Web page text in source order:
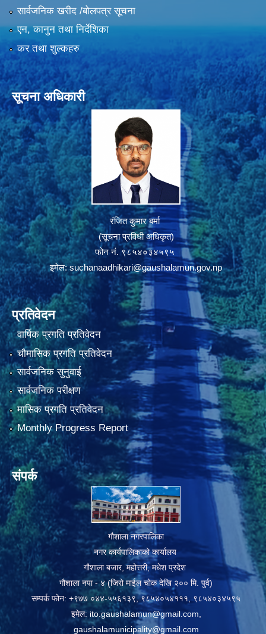
सार्वजनिक खरीद /बोलपत्र सूचना
एन, कानुन तथा निर्देशिका
कर तथा शुल्कहरु
सूचना अधिकारी
रंजित कुमार बर्मा
(सूचना प्रविधी अधिकृत)
फोन नं. ९८५४०३४५९५
इमेल:suchanaadhikari@gaushalamun.gov.np
प्रतिवेदन
वार्षिक प्रगति प्रतिवेदन
चौमासिक प्रगति प्रतिवेदन
सार्वजनिक सुनुवाई
सार्वजनिक परीक्षण
मासिक प्रगति प्रतिवेदन
Monthly Progress Report
संपर्क
गौशाला नगरपालिका
नगर कार्यपालिकाको कार्यालय
गौशाला बजार, महोत्तरी, मधेश प्रदेश
गौशाला नपा - ४ (जिरो माईल चोक देखि २०० मि. पुर्व)
सम्पर्क फोन: +९७७ ०४४-५५६१३९, ९८५४०५४१११, ९८५४०३४५९५
इमेल: ito.gaushalamun@gmail.com
gaushalamunicipality@gmail.com